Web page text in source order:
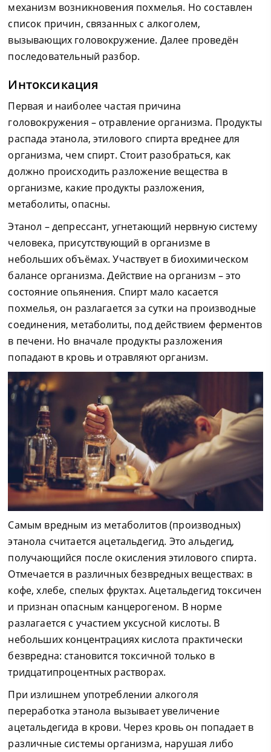
механизм возникновения похмелья. Но составлен
список причин, связанных с алкоголем,
вызывающих головокружение. Далее проведён
последовательный разбор.
Интоксикация
Первая и наиболее частая причина
головокружения – отравление организма. Продукты
распада этанола, этилового спирта вреднее для
организма, чем спирт. Стоит разобраться, как
должно происходить разложение вещества в
организме, какие продукты разложения,
метаболиты, опасны.
Этанол – депрессант, угнетающий нервную систему
человека, присутствующий в организме в
небольших объёмах. Участвует в биохимическом
балансе организма. Действие на организм – это
состояние опьянения. Спирт мало касается
похмелья, он разлагается за сутки на производные
соединения, метаболиты, под действием ферментов
в печени. Но вначале продукты разложения
попадают в кровь и отравляют организм.
Самым вредным из метаболитов (производных)
этанола считается ацетальдегид. Это альдегид,
получающийся после окисления этилового спирта.
Отмечается в различных безвредных веществах: в
кофе, хлебе, спелых фруктах. Ацетальдегид токсичен
и признан опасным канцерогеном. В норме
разлагается с участием уксусной кислоты. В
небольших концентрациях кислота практически
безвредна: становится токсичной только в
тридцатипроцентных растворах.
При излишнем употреблении алкоголя
переработка этанола вызывает увеличение
ацетальдегида в крови. Через кровь он попадает в
различные системы организма, нарушая либо